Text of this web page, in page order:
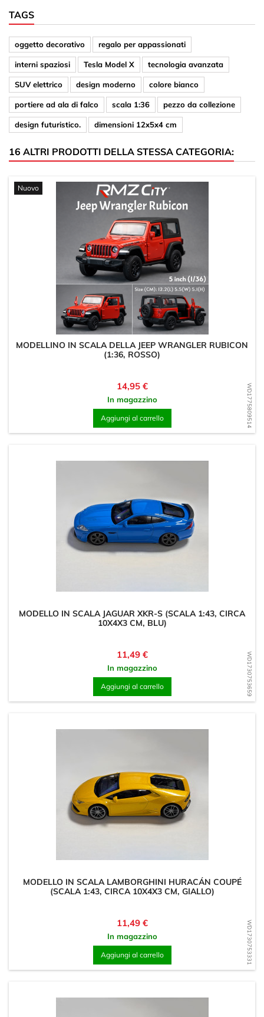
TAGS
oggetto decorativo regalo per appassionati
interni spaziosi Tesla Model X tecnologia avanzata
SUV elettrico design moderno colore bianco
portiere ad ala di falco scala 1:36 pezzo da collezione
design futuristico. dimensioni 12x5x4 cm
16 ALTRI PRODOTTI DELLA STESSA CATEGORIA:
WD1775809514
Nuovo
MODELLINO IN SCALA DELLA JEEP WRANGLER RUBICON
(1:36, ROSSO)
Prezzo
14,95 €
In magazzino
Aggiungi al carrello
WD1730753659
MODELLO IN SCALA JAGUAR XKR-S (SCALA 1:43, CIRCA
10X4X3 CM, BLU)
Prezzo
11,49 €
In magazzino
Aggiungi al carrello
WD1730753331
MODELLO IN SCALA LAMBORGHINI HURACÁN COUPÉ
(SCALA 1:43, CIRCA 10X4X3 CM, GIALLO)
Prezzo
11,49 €
In magazzino
Aggiungi al carrello